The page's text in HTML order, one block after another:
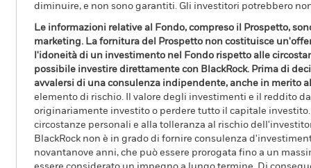
diminuire, e non sono garantiti. Gli investitori potrebbero
Le informazioni relative al Fondo, compreso il Prospetto,
marketing. La fornitura del Prospetto non costituisce
l'idoneità di un investimento nel Fondo rispetto alle
possibile investire direttamente con BlackRock. Prima di
avvalersi di una consulenza indipendente, anche in merito
elemento di rischio. Il valore degli investimenti e il reddito
originariamente investito o perdere tutto il capitale
circostanze personali e alla tolleranza al rischio
BlackRock non è in grado di fornire consulenza
novantanove anni, che può essere prorogata fino a un